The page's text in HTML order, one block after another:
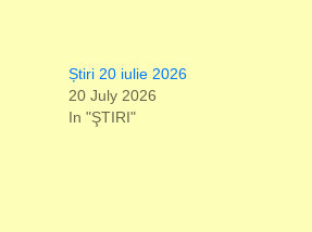
Știri 20 iulie 2026
20 July 2026
In "ŞTIRI"